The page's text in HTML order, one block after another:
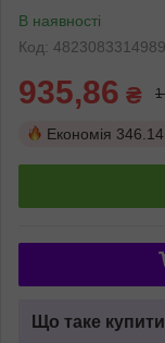
В наявності
Код: 4823083314989
935,86 ₴ 1
Економія
Що таке